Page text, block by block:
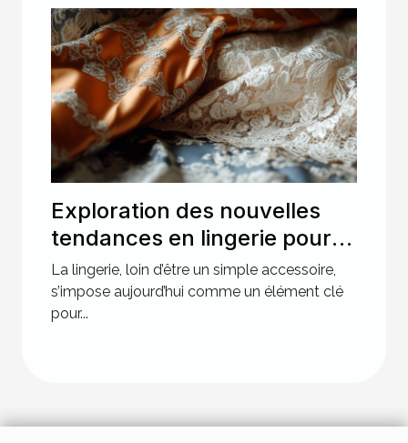
Exploration des nouvelles
tendances en lingerie pour
des soirées spéciales
La lingerie, loin d’être un simple accessoire,
s’impose aujourd’hui comme un élément clé
pour...